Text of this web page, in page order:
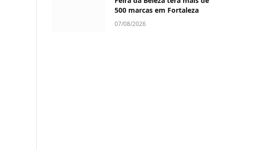
500 marcas em Fortaleza
07/08/2026